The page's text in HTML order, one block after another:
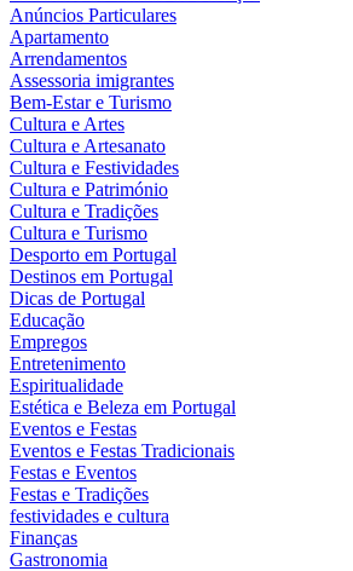
Anúncios Particulares
Apartamento
Arrendamentos
Assessoria imigrantes
Bem-Estar e Turismo
Cultura e Artes
Cultura e Artesanato
Cultura e Festividades
Cultura e Património
Cultura e Tradições
Cultura e Turismo
Desporto em Portugal
Destinos em Portugal
Dicas de Portugal
Educação
Empregos
Entretenimento
Espiritualidade
Estética e Beleza em Portugal
Eventos e Festas
Eventos e Festas Tradicionais
Festas e Eventos
Festas e Tradições
festividades e cultura
Finanças
Gastronomia